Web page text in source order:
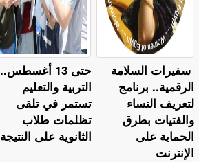
حتى 13 أغسطس..
التربية والتعليم
تستمر في تلقى
تظلمات طلاب
الثانوية على النتيجة
سفيرات السلامة
الرقمية.. برنامج
لتعريف النساء
والفتيات بطرق
الحماية على
الإنترنت